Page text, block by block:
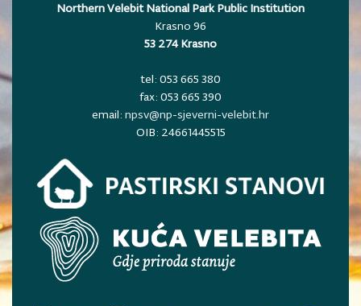
Northern Velebit National Park Public Institution
Krasno 96
53 274 Krasno
tel: 053 665 380
fax: 053 665 390
email: npsv@np-sjeverni-velebit.hr
OIB: 24661445515